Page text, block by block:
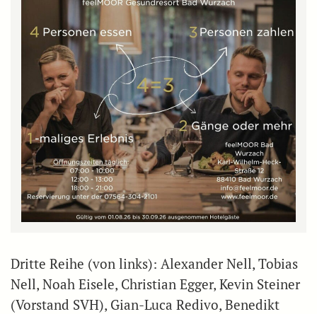
Dritte Reihe (von links): Alexander Nell, Tobias
Nell, Noah Eisele, Christian Egger, Kevin Steiner
(Vorstand SVH), Gian-Luca Redivo, Benedikt